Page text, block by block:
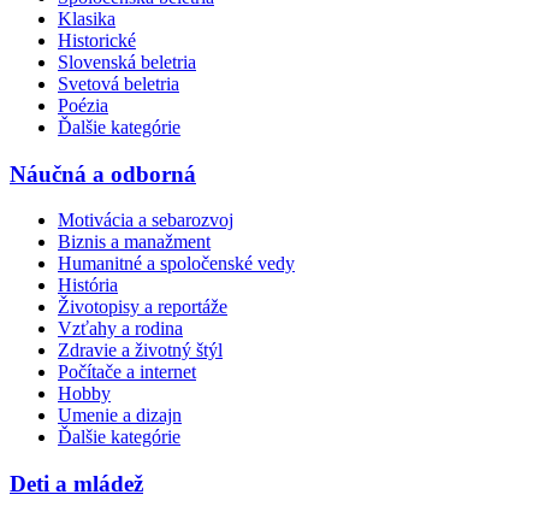
Klasika
Historické
Slovenská beletria
Svetová beletria
Poézia
Ďalšie kategórie
Náučná a odborná
Motivácia a sebarozvoj
Biznis a manažment
Humanitné a spoločenské vedy
História
Životopisy a reportáže
Vzťahy a rodina
Zdravie a životný štýl
Počítače a internet
Hobby
Umenie a dizajn
Ďalšie kategórie
Deti a mládež